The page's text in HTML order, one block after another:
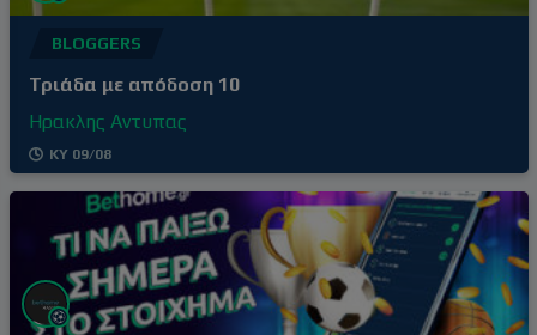
BLOGGERS
Τριάδα με απόδοση 10
Ηρακλης Αντυπας
ΚΥ 09/08